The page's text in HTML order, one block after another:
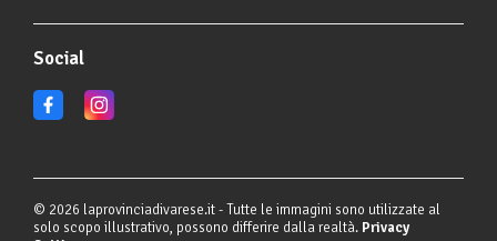
Social
© 2026 laprovinciadivarese.it - Tutte le immagini sono utilizzate al
solo scopo illustrativo, possono differire dalla realtà. Privacy